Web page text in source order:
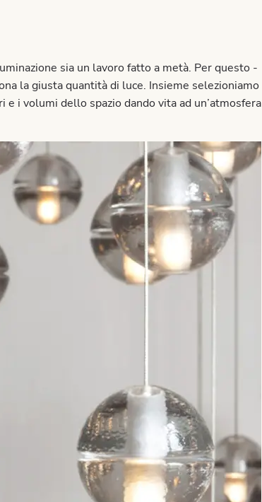
sia un lavoro fatto a metà. Per questo -
la giusta quantità di luce. Insieme selezioniamo
i volumi dello spazio dando vita ad un’atmosfera